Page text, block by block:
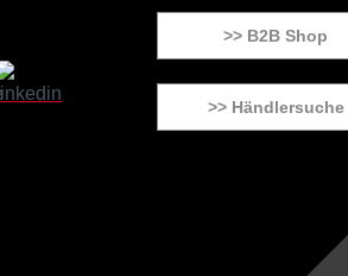
>> B2B Shop
>> Händlersuche